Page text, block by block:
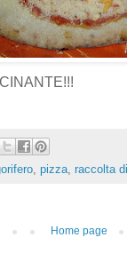
, pizza, raccolta
Home page